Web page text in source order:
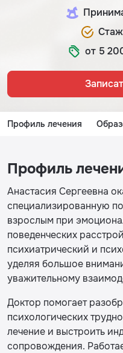
Стаж
от 5
Профиль лечения
Профиль
Анастасия Сергеевна
специализированную
взрослым при
поведенческих
психиатрический и
уделяя большое
уважительному
Доктор помогает
психологических
лечение и выстроить
сопровождения.